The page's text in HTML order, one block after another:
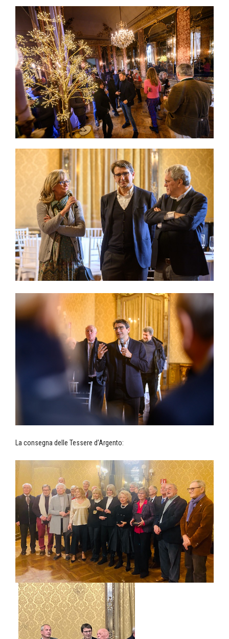
La consegna delle Tessere d’Argento: